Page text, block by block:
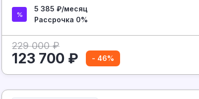
5 385 ₽/месяц
Рассрочка 0%
229 000 ₽
123 700 ₽ - 46%